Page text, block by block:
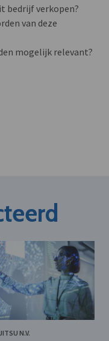
bedrijf verkopen?
van deze
mogelijk relevant?
N.V.